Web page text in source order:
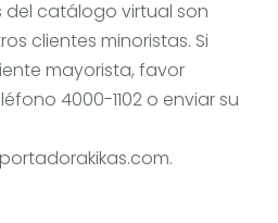
del catálogo virtual son
clientes minoristas. Si
mayorista, favor
4000-1102 o enviar su
.